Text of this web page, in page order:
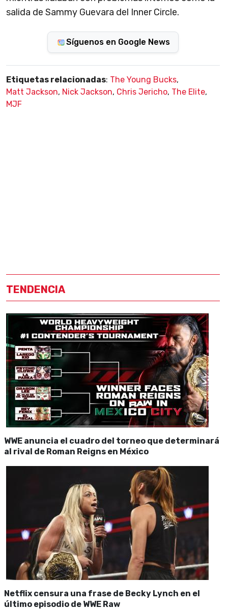
salida de Sammy Guevara del Inner Circle.
Síguenos en Google News
Etiquetas relacionadas: The Young Bucks,
Matt Jackson, Nick Jackson, Chris Jericho, The Elite,
MJF
TENDENCIA
WWE anuncia el cuadro del torneo que determinará
al rival de Roman Reigns en México
Netflix censura una frase de Becky Lynch en el
último episodio de WWE Raw